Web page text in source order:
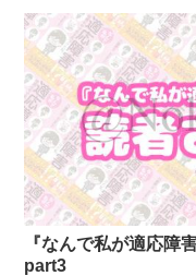
『なんで私が適応障
part3